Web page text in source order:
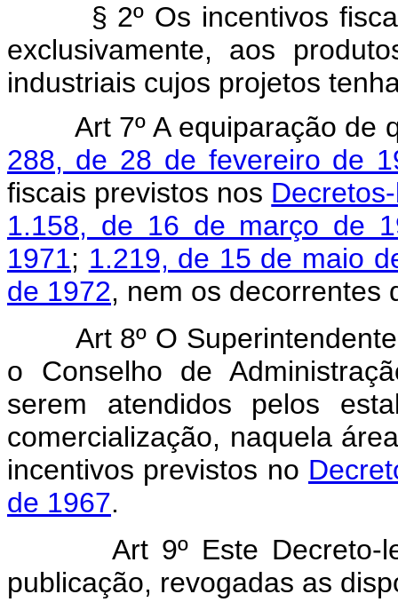
§ 2º Os incentivos
exclusivamente, aos
industriais cujos projetos
Art 7º A equiparação de
288, de 28 de fevereiro de
fiscais previstos nos
1.158, de 16 de março de
1971; 1.219, de 15 de maio
de 1972, nem os decorrentes
Art 8º O
o Conselho de
serem atendidos pelos
comercialização, naquela
incentivos previstos no
de 1967.
Art 9º Este
publicação, revogadas as